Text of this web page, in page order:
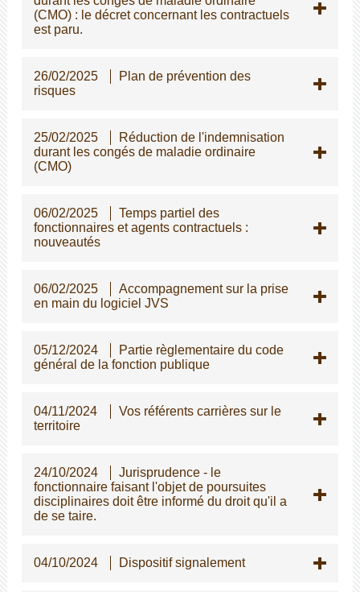
(CMO) : le décret concernant les contractuels
est paru.
26/02/2025
Plan de prévention des
risques
25/02/2025
Réduction de l'indemnisation
durant les congés de maladie ordinaire
(CMO)
06/02/2025
Temps partiel des
fonctionnaires et agents contractuels :
nouveautés
06/02/2025
Accompagnement sur la prise
en main du logiciel JVS
05/12/2024
Partie règlementaire du code
général de la fonction publique
04/11/2024
Vos référents carrières sur le
territoire
24/10/2024
Jurisprudence - le
fonctionnaire faisant l'objet de poursuites
disciplinaires doit être informé du droit qu'il a
de se taire.
04/10/2024 Dispositif signalement